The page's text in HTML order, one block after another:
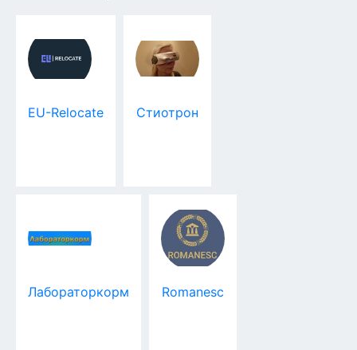
EU-Relocate Стиотрон
Лабораторкорм Romanesc